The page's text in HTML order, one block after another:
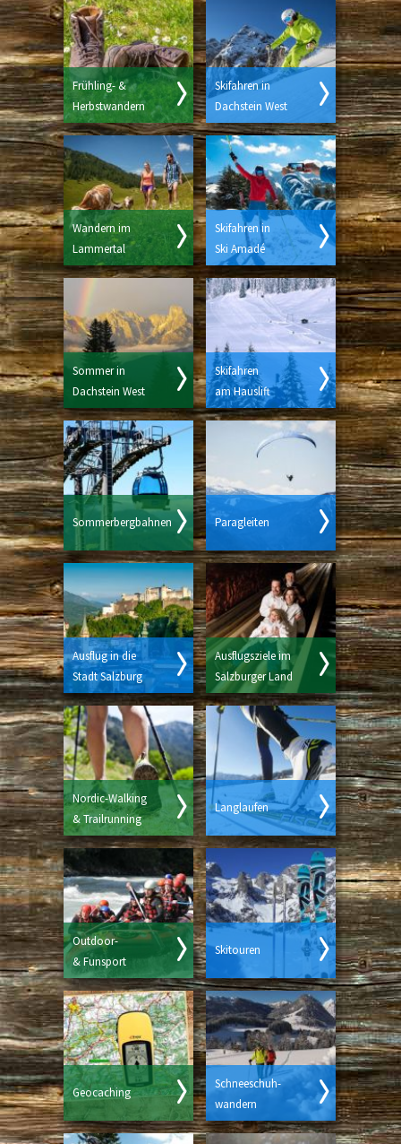
Frühling- &
Herbstwandern
Skifahren in
Dachstein West
Wandern im
Lammertal
Skifahren in
Ski Amadé
Sommer in
Dachstein West
Skifahren
am Hauslift
Sommerbergbahnen Paragleiten
Ausflug in die
Stadt Salzburg
Ausflugsziele im
Salzburger Land
Nordic-Walking
& Trailrunning
Langlaufen
Outdoor-
& Funsport
Skitouren
Geocaching
Schneeschuh-
wandern